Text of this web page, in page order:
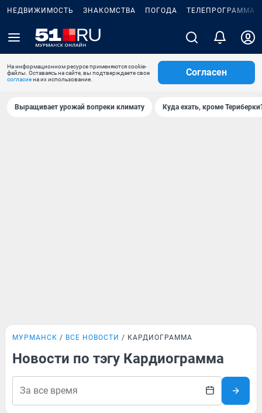
НЕДВИЖИМОСТЬ ЗНАКОМСТВА ПОГОДА ТЕЛЕПРОГРАММА
На информационном ресурсе применяются cookie-
файлы. Оставаясь на сайте, вы подтверждаете свое
согласиена их использование.
Согласен
Выращивает урожай вопреки климату Куда ехать, кроме
МУРМАНСК ВСЕ НОВОСТИ КАРДИОГРАММА
Новости по тэгу Кардиограмма